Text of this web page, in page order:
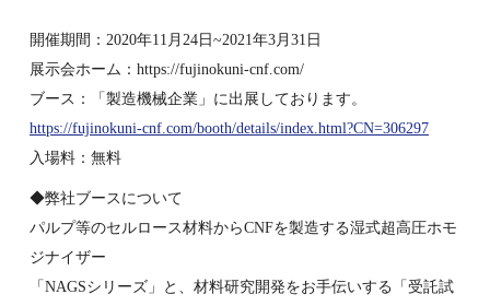
開催期間：2020年11月24日~2021年3月31日
展示会ホーム：https://fujinokuni-cnf.com/
ブース：「製造機械企業」に出展しております。
https://fujinokuni-cnf.com/booth/details/index.html?CN=306297
入場料：無料
◆弊社ブースについて
パルプ等のセルロース材料からCNFを製造する湿式超高圧ホモ
ジナイザー
「NAGSシリーズ」と、材料研究開発をお手伝いする「受託試